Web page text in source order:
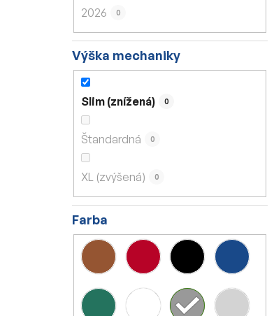
2026 0
Výška mechaniky
Slim (znížená) 0
Štandardná 0
XL (zvýšená) 0
Farba